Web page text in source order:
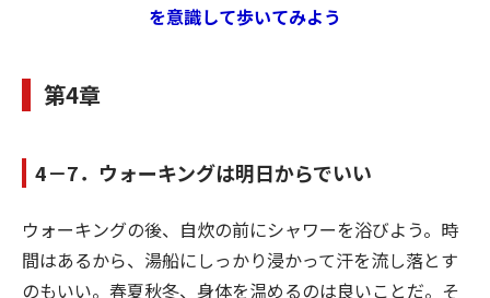
を意識して歩いてみよう
第4章
4－7．ウォーキングは明日からでいい
ウォーキングの後、自炊の前にシャワーを浴びよう。時
間はあるから、湯船にしっかり浸かって汗を流し落とす
のもいい。春夏秋冬、身体を温めるのは良いことだ。そ